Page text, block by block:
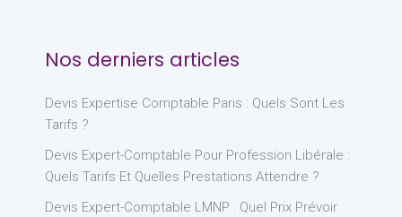
Nos derniers articles
Devis Expertise Comptable Paris : Quels Sont Les
Tarifs ?
Devis Expert-Comptable Pour Profession Libérale :
Quels Tarifs Et Quelles Prestations Attendre ?
Devis Expert-Comptable LMNP : Quel Prix Prévoir